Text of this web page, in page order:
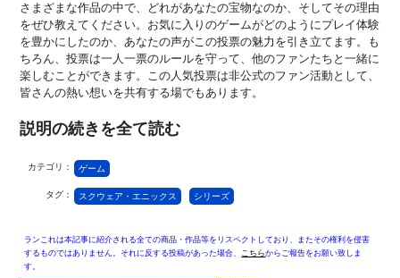
さまざまな作品の中で、どれがあなたの宝物なのか、そしてその理由
をぜひ教えてください。お気に入りのゲームがどのようにプレイ体験
を豊かにしたのか、あなたの声がこの投票の魅力を引き立てます。も
ちろん、投票は一人一票のルールを守って、他のファンたちと一緒に
楽しむことができます。この人気投票は非公式のファン活動として、
皆さんの熱い想いを共有する場でもあります。
説明の続きを全て読む
カテゴリ： ゲーム
タグ： スクウェア・エニックス シリーズ
ランこれは本記事に紹介される全ての商品・作品等をリスペクトしており、またその権利を侵害
するものではありません。それに反する投稿があった場合、 こちらからご報告をお願い致しま
す。